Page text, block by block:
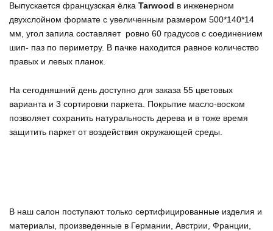
Выпускается французская ёлка Tarwood в инженерном
двухслойном формате с увеличенным размером 500*140*14
мм, угол запила составляет ровно 60 градусов с соединением
шип- паз по периметру. В пачке находится равное количество
правых и левых планок.
На сегодняшний день доступно для заказа 55 цветовых
варианта и 3 сортировки паркета. Покрытие масло-воском
позволяет сохранить натуральность дерева и в тоже время
защитить паркет от воздействия окружающей среды.
В наш салон поступают только сертифицированные изделия и
материалы, произведенные в Германии, Австрии, Франции,